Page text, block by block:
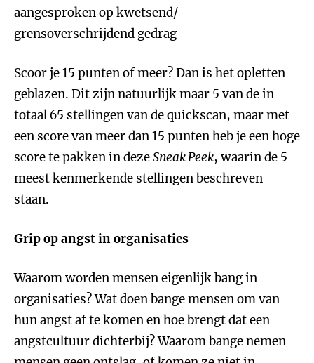
aangesproken op kwetsend/
grensoverschrijdend gedrag
Scoor je 15 punten of meer? Dan is het opletten
geblazen. Dit zijn natuurlijk maar 5 van de in
totaal 65 stellingen van de quickscan, maar met
een score van meer dan 15 punten heb je een hoge
score te pakken in dezeSneak Peek, waarin de 5
meest kenmerkende stellingen beschreven
staan.
Grip op angst in organisaties
Waarom worden mensen eigenlijk bang in
organisaties? Wat doen bange mensen om van
hun angst af te komen en hoe brengt dat een
angstcultuur dichterbij? Waarom bange nemen